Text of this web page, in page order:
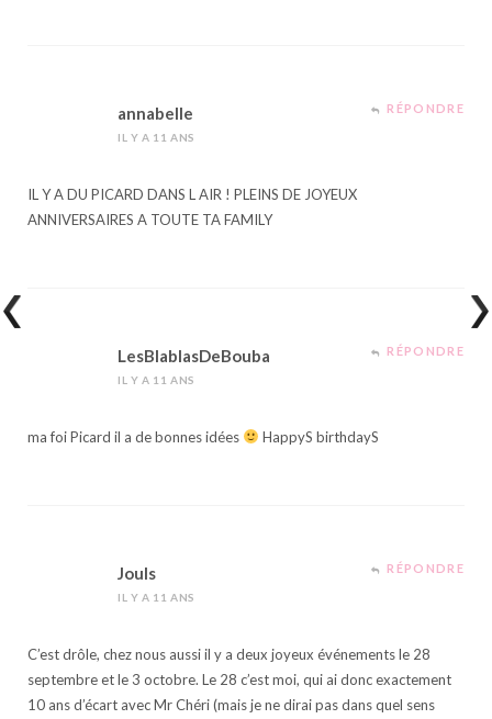
annabelle
IL Y A 11 ANS
RÉPONDRE
IL Y A DU PICARD DANS L AIR ! PLEINS DE JOYEUX
ANNIVERSAIRES A TOUTE TA FAMILY
LesBlablasDeBouba
IL Y A 11 ANS
RÉPONDRE
ma foi Picard il a de bonnes idées HappyS birthdayS
Jouls
IL Y A 11 ANS
RÉPONDRE
C’est drôle, chez nous aussi il y a deux joyeux événements le 28
septembre et le 3 octobre. Le 28 c’est moi, qui ai donc exactement
10 ans d’écart avec Mr Chéri (mais je ne dirai pas dans quel sens